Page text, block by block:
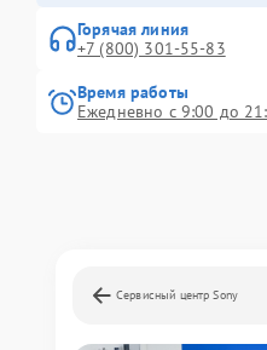
Горячая линия
+7 (800) 301-55-83
Время работы
Ежедневно с 9:00 до
Сервисный центр Sony